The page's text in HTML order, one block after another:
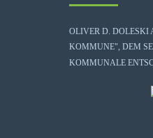
OLIVER D. DOLESKI
KOMMUNE", DEM
KOMMUNALE